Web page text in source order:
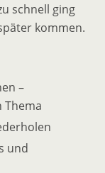
schnell ging
kommen.
–
Thema
und